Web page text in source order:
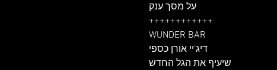
על מסך ענק
++++++++++++
WUNDER BAR
דיג'יי אורן כספי
שיעיף את הגל החדש